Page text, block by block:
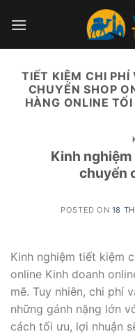
TIẾT KIỆM CHI PHÍ
CHUYỂN SHOP
HÀNG ONLINE
Kinh
chuyển
POSTED ON 18
Kinh nghiệm tiết kiệm
online Kinh doanh
mẽ. Tuy nhiên, chi phí
những gánh nặng lớn
cách tối ưu, lợi nhuận